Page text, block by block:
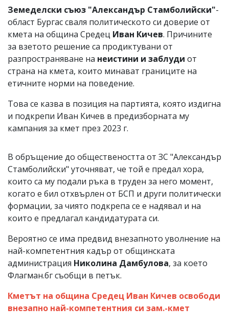
Земеделски съюз "Александър Стамболийски"-
област Бургас сваля политическото си доверие от
кмета на община Средец Иван Кичев. Причините
за взетото решение са продиктувани от
разпространяване на неистини и заблуди от
страна на кмета, които минават границите на
етичните норми на поведение.
Това се казва в позиция на партията, която издигна
и подкрепи Иван Кичев в предизборната му
кампания за кмет през 2023 г.
В обръщение до обществеността от ЗС "Александър
Стамболийски" уточняват, че той е предал хора,
които са му подали ръка в труден за него момент,
когато е бил отхвърлен от БСП и други политически
формации, за чиято подкрепа се е надявал и на
които е предлагал кандидатурата си.
Вероятно се има предвид внезапното уволнение на
най-компетентния кадър от общинската
администрация Николина Дамбулова, за което
Флагман.бг съобщи в петък.
Кметът на община Средец Иван Кичев освободи
внезапно най-компетентния си зам.-кмет